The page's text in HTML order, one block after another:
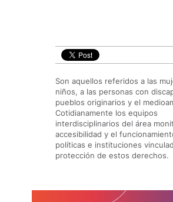
Son aquellos referidos a las
niños, a las personas con
pueblos originarios y el
Cotidianamente los equipos
interdisciplinarios del área
accesibilidad y el
políticas e instituciones
protección de estos derechos.